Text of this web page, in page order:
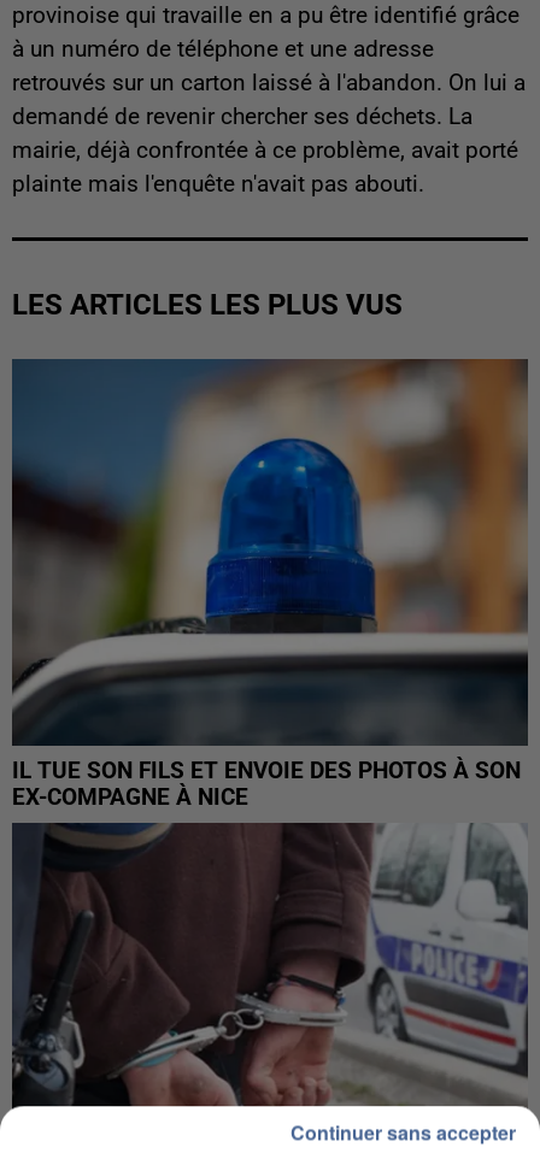
provinoise qui travaille en a pu être identifié grâce
à un numéro de téléphone et une adresse
retrouvés sur un carton laissé à l'abandon. On lui a
demandé de revenir chercher ses déchets. La
mairie, déjà confrontée à ce problème, avait porté
plainte mais l'enquête n'avait pas abouti.
LES ARTICLES LES PLUS VUS
IL TUE SON FILS ET ENVOIE DES PHOTOS À SON
EX-COMPAGNE À NICE
Continuer sans accepter